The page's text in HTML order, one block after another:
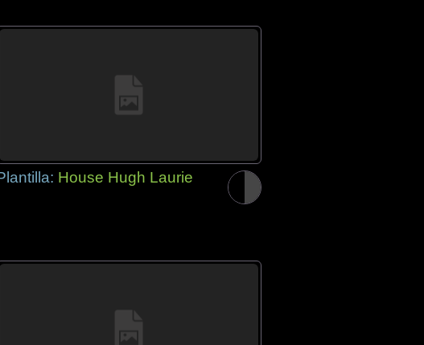
House Hugh Laurie